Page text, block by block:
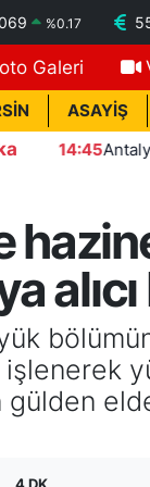
%0.17
Galeri
ASAYİŞ
Antalya'da